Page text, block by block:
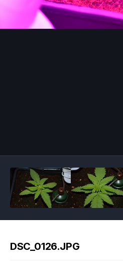
DSC_0126.JPG